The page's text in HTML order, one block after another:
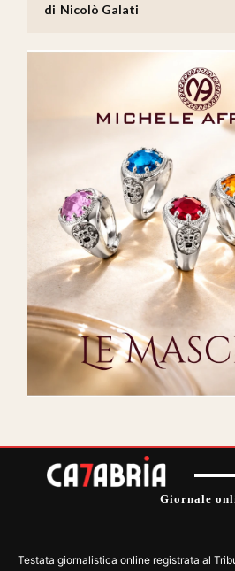
Nicolò Galati
Giornale
Testata giornalistica online registrata al